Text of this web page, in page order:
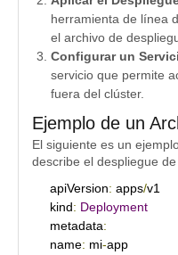
herramienta de línea
el archivo de
Configurar un
servicio que permite
fuera del clúster.
Ejemplo de un
El siguiente es un
describe el despliegue
apiVersion: apps/v1
kind: Deployment
metadata:
name: mi-app